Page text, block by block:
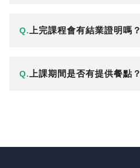
Q. 上完課程會有結業證明嗎？
Q. 上課期間是否有提供餐點？